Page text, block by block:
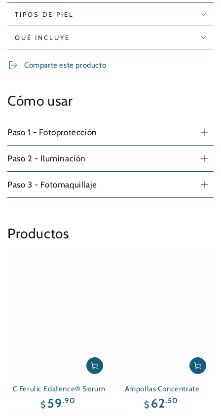
TIPOS DE PIEL
QUÉ INCLUYE
Comparte este producto
Cómo usar
Paso 1 - Fotoprotección
Paso 2 - Iluminación
Paso 3 - Fotomaquillaje
Productos
C Ferulic Edafence® Serum
Precio
regular
$ 59.90
Ampollas Concentrate
Precio
regular
$ 62.50